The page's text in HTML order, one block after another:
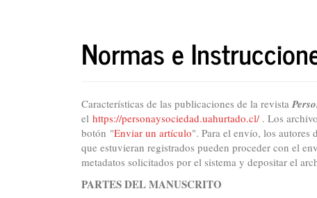
Normas e
Características de las publicaciones de la revista
el https://personaysociedad.uahurtado.cl/. Los
botón "Enviar un artículo". Para el envío, los autores
que estuvieran registrados pueden proceder con el
metadatos solicitados por el sistema y depositar el
PARTES DEL MANUSCRITO